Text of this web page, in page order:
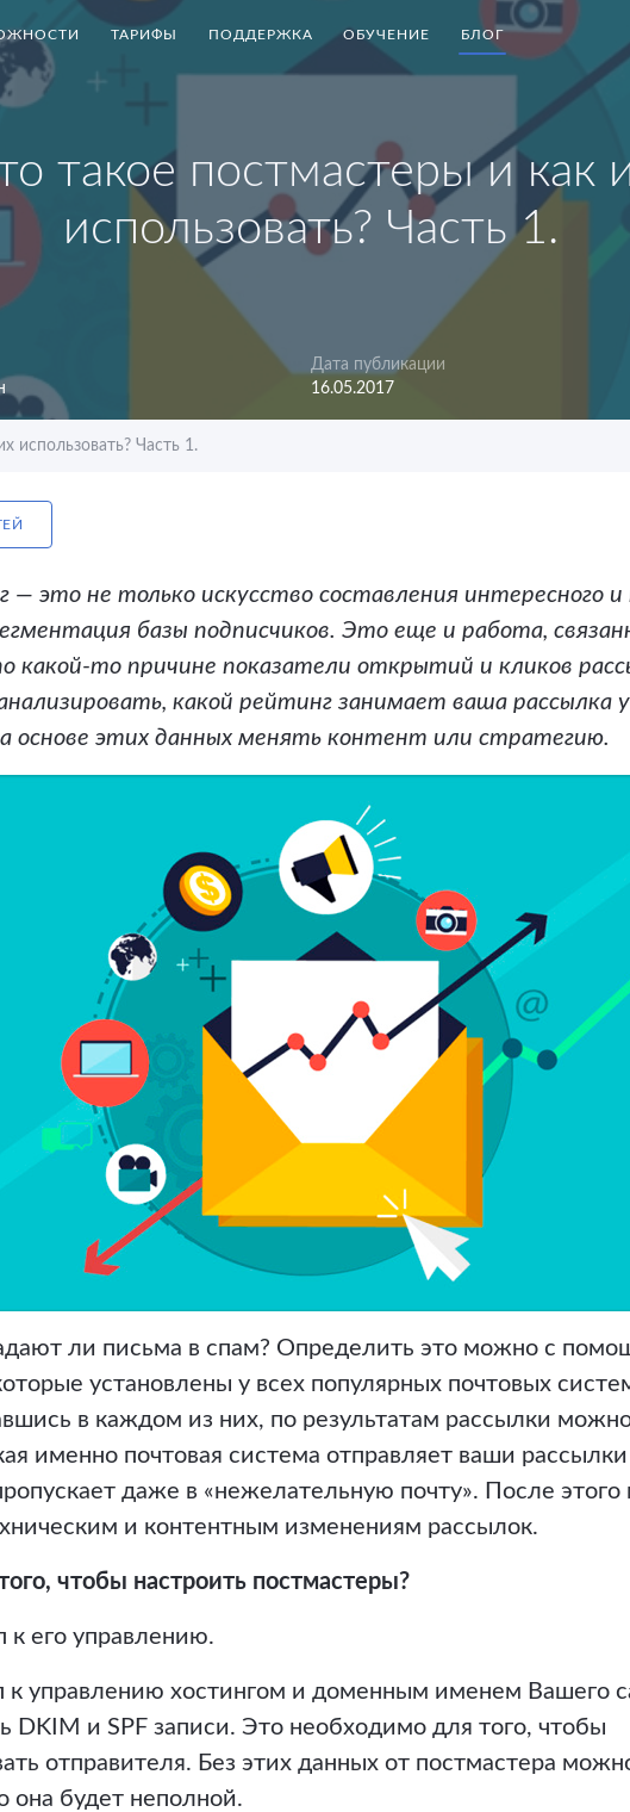
ТАРИФЫ ПОДДЕРЖКА ОБУЧЕНИЕ БЛОГ
такое постмастеры и как
использовать? Часть 1.
Дата публикации
16.05.2017
использовать? Часть 1.
— это не только искусство составления интересного и
базы подписчиков. Это еще и работа,
какой-то причине показатели открытий и кликов
какой рейтинг занимает ваша рассылка
основе этих данных менять контент или стратегию.
ли письма в спам? Определить это можно с
установлены у всех популярных почтовых
в каждом из них, по результатам рассылки
именно почтовая система отправляет ваши рассылки
даже в «нежелательную почту». После
и контентным изменениям рассылок.
чтобы настроить постмастеры?
к его управлению.
к управлению хостингом и доменным именем Вашего
DKIM и SPF записи. Это необходимо для того, чтобы
отправителя. Без этих данных от постмастера
будет неполной.